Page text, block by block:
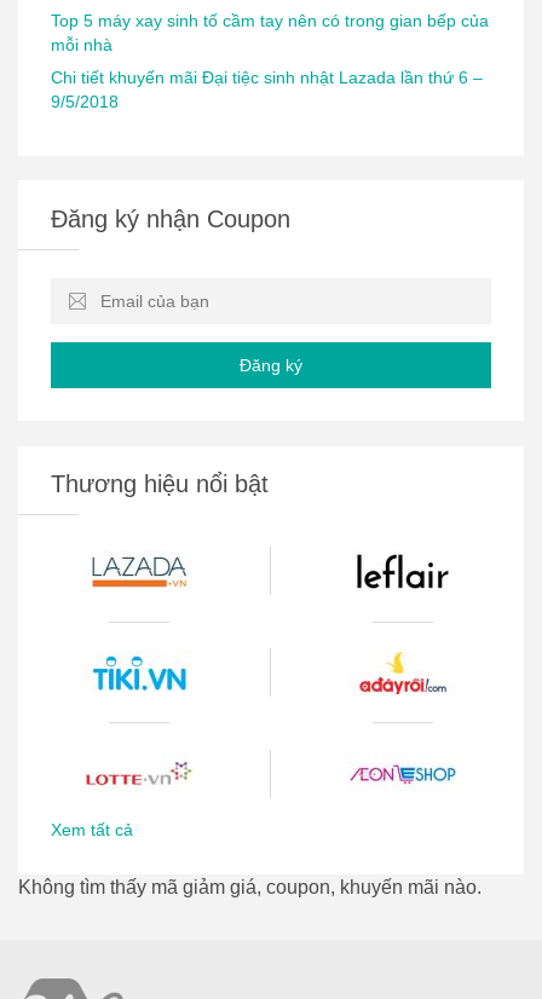
Top 5 máy xay sinh tố cầm tay nên có trong gian bếp của
mỗi nhà
Chi tiết khuyến mãi Đại tiệc sinh nhật Lazada lần thứ 6 –
9/5/2018
Đăng ký nhận Coupon
Đăng ký
Thương hiệu nổi bật
Xem tất cả
Không tìm thấy mã giảm giá, coupon, khuyến mãi nào.